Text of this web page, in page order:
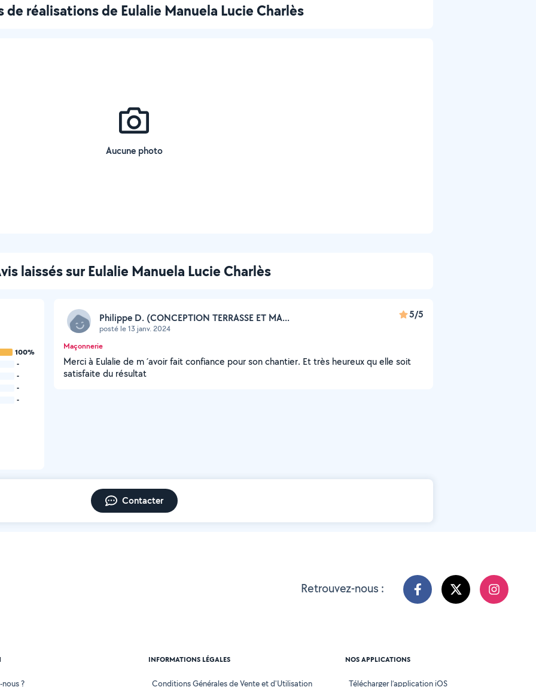
de réalisations de Eulalie Manuela Lucie Charlès
Aucune photo
laissés sur Eulalie Manuela Lucie Charlès
100%
-
-
-
-
Philippe D. (CONCEPTION TERRASSE ET MA...
posté le 13 janv. 2024
5/5
Maçonnerie
Merci à Eulalie de m ´avoir fait confiance pour son chantier. Et très heureux qu elle soit
satisfaite du résultat
Contacter
Retrouvez-nous :
?
INFORMATIONS LÉGALES
Conditions Générales de Vente et d'Utilisation
NOS APPLICATIONS
Télécharger l’application iOS